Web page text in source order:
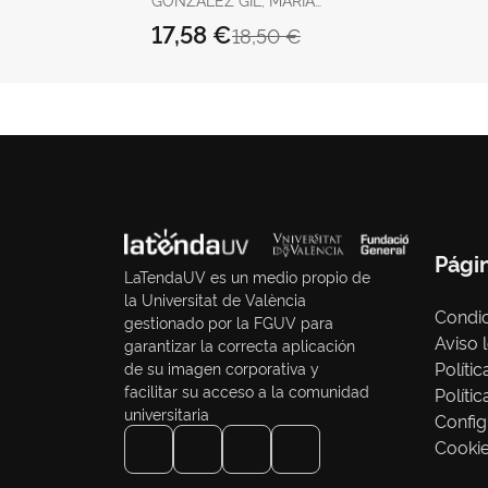
18,50 €
17,58 €
LaTendaUV es un medio propio de
la Universitat de València
gestionado por la FGUV para
garantizar la correcta aplicación
de su imagen corporativa y
facilitar su acceso a la comunidad
universitaria
Aviso